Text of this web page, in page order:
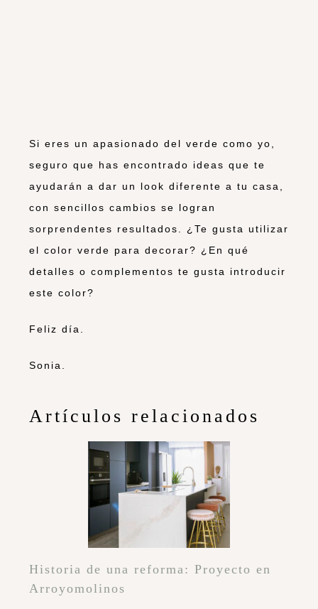
Si eres un apasionado del verde como yo,
seguro que has encontrado ideas que te
ayudarán a dar un look diferente a tu casa,
con sencillos cambios se logran
sorprendentes resultados. ¿Te gusta utilizar
el color verde para decorar? ¿En qué
detalles o complementos te gusta introducir
este color?
Feliz día.
Sonia.
Artículos relacionados
Historia de una reforma: Proyecto en
Arroyomolinos